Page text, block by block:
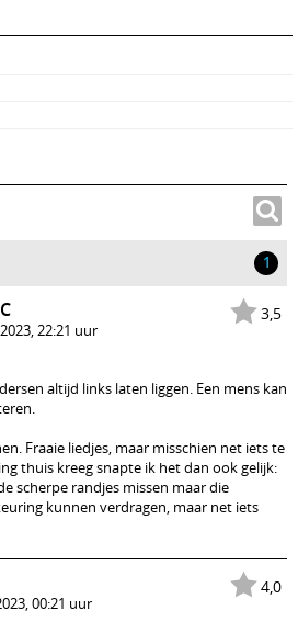
1
3,5
22:21 uur
altijd links laten liggen. Een mens kan
Fraaie liedjes, maar misschien net iets te
thuis kreeg snapte ik het dan ook gelijk:
scherpe randjes missen maar die
kunnen verdragen, maar net iets
4,0
00:21 uur